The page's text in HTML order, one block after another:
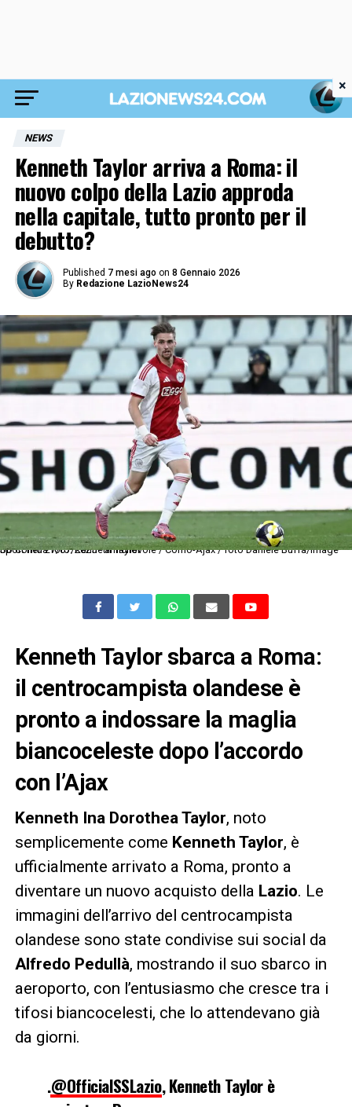
NEWS
Kenneth Taylor arriva a Roma: il
nuovo colpo della Lazio approda
nella capitale, tutto pronto per il
debutto?
Published 7 mesi ago on 8 Gennaio 2026
By Redazione LazioNews24
Db Como 27/07/2025 - amichevole / Como-Ajax / foto Daniele Buffa/Image Sport nella foto: Kenneth Taylor
Kenneth Taylor sbarca a Roma:
il centrocampista olandese è
pronto a indossare la maglia
biancoceleste dopo l’accordo
con l’Ajax
Kenneth Ina Dorothea Taylor, noto
semplicemente come Kenneth Taylor, è
ufficialmente arrivato a Roma, pronto a
diventare un nuovo acquisto della Lazio. Le
immagini dell’arrivo del centrocampista
olandese sono state condivise sui social da
Alfredo Pedullà, mostrando il suo sbarco in
aeroporto, con l’entusiasmo che cresce tra i
tifosi biancocelesti, che lo attendevano già
da giorni.
.@OfficialSSLazio, Kenneth Taylor è
×